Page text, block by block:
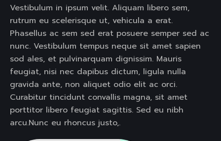
Vestibulum in ipsum velit. Aliquam libero sem,
rutrum eu scelerisque ut, vehicula a erat.
Phasellus ac sem sed erat posuere semper sed ac
nunc. Vestibulum tempus neque sit amet sapien
sod ales, et pulvinarquam dignissim. Mauris
feugiat, nisi nec dapibus dictum, ligula nulla
gravida ante, non aliquet odio elit ac orci.
Curabitur tincidunt convallis magna, sit amet
porttitor libero feugiat sagittis. Sed eu nibh
arcu.Nunc eu rhoncus justo,.